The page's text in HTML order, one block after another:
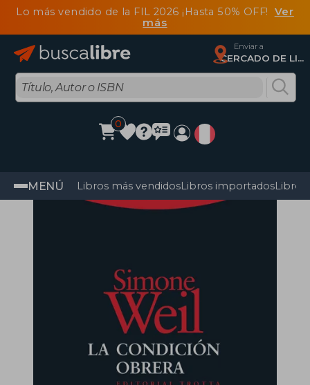
Lo más vendido de la FIL 2026 ¡Hasta 50% OFF! Ver
más
Enviar a
CERCADO DE LIMA, Lima
0
MENÚ Libros más vendidosLibros importadosLibros